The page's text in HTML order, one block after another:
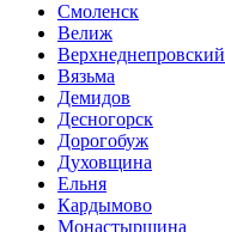
Смоленск
Велиж
Верхнеднепровский
Вязьма
Демидов
Десногорск
Дорогобуж
Духовщина
Ельня
Кардымово
Монастырщина